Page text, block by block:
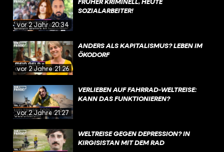
vor 2 Jahren20:34
SOZIALARBEITER!
vor 2 Jahren21:26
ANDERS ALS KAPITALISMUS? LEBEN IM
ÖKODORF
vor 2 Jahren21:27
VERLIEBEN AUF FAHRRAD-WELTREISE:
KANN DAS FUNKTIONIEREN?
WELTREISE GEGEN DEPRESSION? IN
KIRGISISTAN MIT DEM RAD